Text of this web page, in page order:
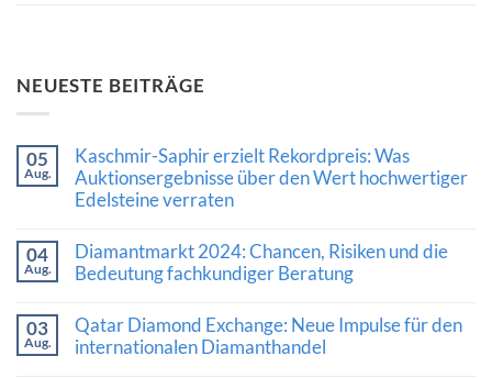
NEUESTE BEITRÄGE
05
Aug.
Kaschmir-Saphir erzielt Rekordpreis: Was
Auktionsergebnisse über den Wert hochwertiger
Edelsteine verraten
zu
Kaschmir-
Saphir
Rekordpreis:
Was
Auktionsergebnisse
04
Aug.
Diamantmarkt 2024: Chancen, Risiken und die
Bedeutung fachkundiger Beratung
zu
Diamantmarkt
2024:
03
Aug.
Qatar Diamond Exchange: Neue Impulse für den
internationalen Diamanthandel